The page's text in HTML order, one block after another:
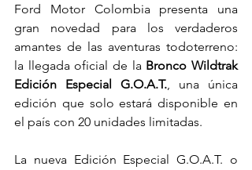
Ford Motor Colombia presenta una
gran novedad para los verdaderos
amantes de las aventuras todoterreno:
la llegada oficial de la Bronco Wildtrak
Edición Especial G.O.A.T., una única
edición que solo estará disponible en
el país con 20 unidades limitadas.
La nueva Edición Especial G.O.A.T. o